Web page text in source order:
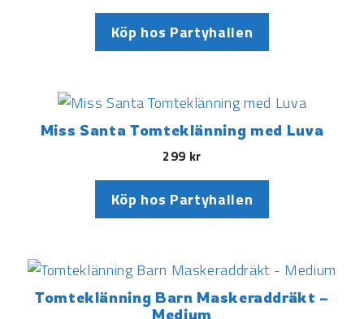
Köp hos Partyhallen
Miss Santa Tomteklänning med Luva
299 kr
Köp hos Partyhallen
Tomteklänning Barn Maskeraddräkt –
Medium